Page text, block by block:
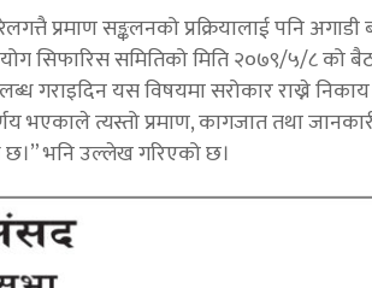
प्रमाण सङ्कलनको प्रक्रियालाई पनि
सिफारिस समितिको मिति २०७९/५/८
गराइदिन यस विषयमा सरोकार राख्ने
भएकाले त्यस्तो प्रमाण, कागजात तथा
छ।” भनि उल्लेख गरिएको छ।